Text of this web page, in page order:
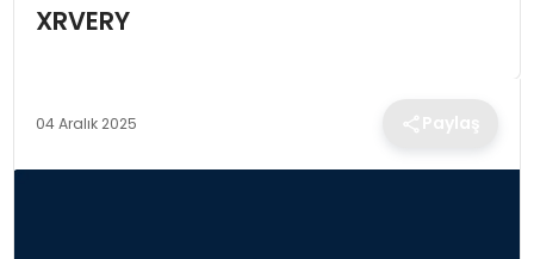
XRVERY
04 Aralık 2025